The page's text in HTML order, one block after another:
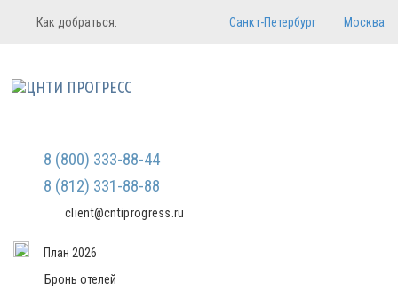
Регистрация
Мы не передаем ваши данные
третьим лицам и не рассылаем
Вход в систему
Как добраться: Санкт-Петербург Москва
8 (800) 333-88-44
8 (812) 331-88-88
client@cntiprogress.ru
План 2026
Бронь отелей